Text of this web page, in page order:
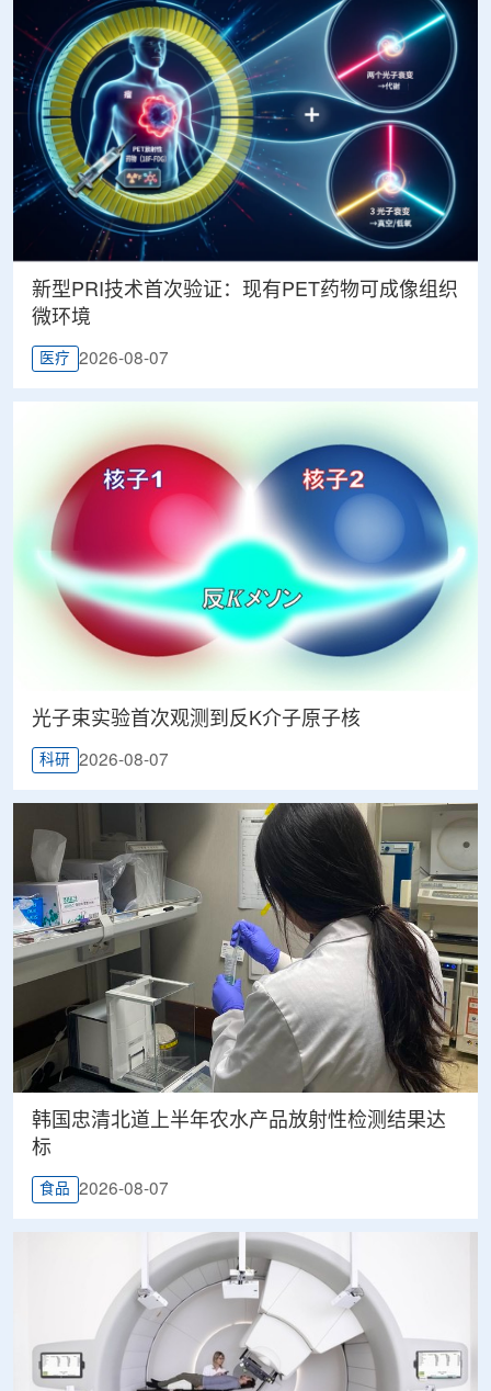
新型PRI技术首次验证：现有PET药物可成像组织
微环境
医疗 2026-08-07
光子束实验首次观测到反K介子原子核
科研 2026-08-07
韩国忠清北道上半年农水产品放射性检测结果达
标
食品 2026-08-07